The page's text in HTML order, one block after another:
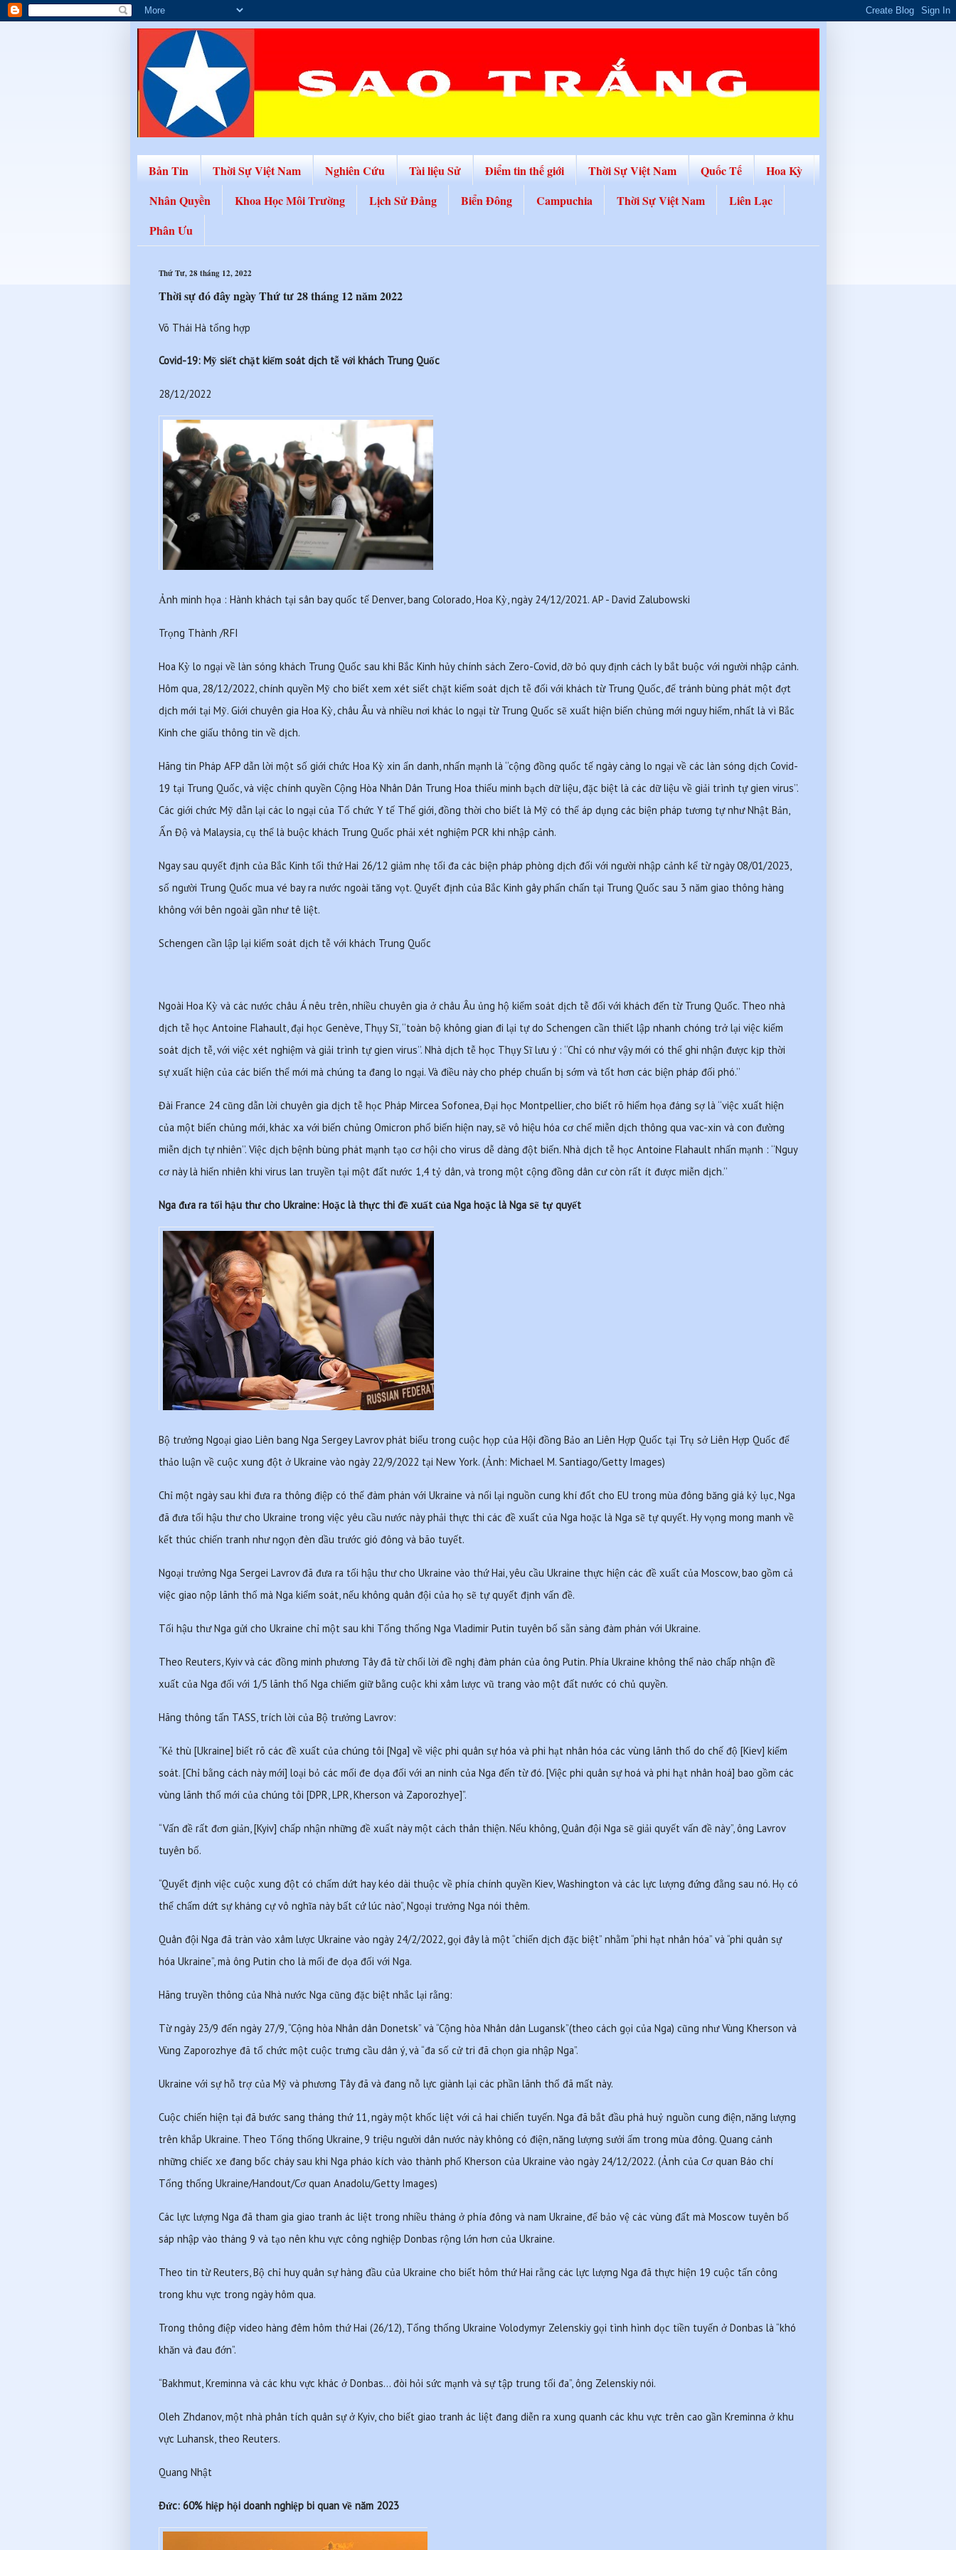
Bản Tin Thời Sự Việt Nam Nghiên Cứu Tài liệu Sử Điểm tin thế giới Thời Sự Việt Nam Quốc Tế
Hoa Kỳ
Nhân Quyền
Khoa Học Môi Trường Lịch Sử Đảng Biển Đông Campuchia Thời Sự Việt Nam
Liên Lạc
Phân Ưu
Thứ Tư, 28 tháng 12, 2022
Thời sự đó đây ngày Thứ tư 28 tháng 12 năm 2022
Võ Thái Hà tổng hợp
Covid-19: Mỹ siết chặt kiểm soát dịch tễ với khách Trung Quốc
28/12/2022
Ảnh minh họa : Hành khách tại sân bay quốc tế Denver, bang Colorado, Hoa Kỳ, ngày 24/12/2021. AP - David Zalubowski
Trọng Thành /RFI
Hoa Kỳ lo ngại về làn sóng khách Trung Quốc sau khi Bắc Kinh hủy chính sách Zero-Covid, dỡ bỏ quy định cách ly bắt buộc với người nhập cảnh.
Hôm qua, 28/12/2022, chính quyền Mỹ cho biết xem xét siết chặt kiểm soát dịch tễ đối với khách từ Trung Quốc, để tránh bùng phát một đợt
dịch mới tại Mỹ. Giới chuyên gia Hoa Kỳ, châu Âu và nhiều nơi khác lo ngại từ Trung Quốc sẽ xuất hiện biến chủng mới nguy hiểm, nhất là vì Bắc
Kinh che giấu thông tin về dịch.
Hãng tin Pháp AFP dẫn lời một số giới chức Hoa Kỳ xin ẩn danh, nhấn mạnh là ‘‘cộng đồng quốc tế ngày càng lo ngại về các làn sóng dịch Covid-
19 tại Trung Quốc, và việc chính quyền Cộng Hòa Nhân Dân Trung Hoa thiếu minh bạch dữ liệu, đặc biệt là các dữ liệu về giải trình tự gien virus’’.
Các giới chức Mỹ dẫn lại các lo ngại của Tổ chức Y tế Thế giới, đồng thời cho biết là Mỹ có thể áp dụng các biện pháp tương tự như Nhật Bản,
Ấn Độ và Malaysia, cụ thể là buộc khách Trung Quốc phải xét nghiệm PCR khi nhập cảnh.
Ngay sau quyết định của Bắc Kinh tối thứ Hai 26/12 giảm nhẹ tối đa các biện pháp phòng dịch đối với người nhập cảnh kể từ ngày 08/01/2023,
số người Trung Quốc mua vé bay ra nước ngoài tăng vọt. Quyết định của Bắc Kinh gây phấn chấn tại Trung Quốc sau 3 năm giao thông hàng
không với bên ngoài gần như tê liệt.
Schengen cần lập lại kiểm soát dịch tễ với khách Trung Quốc
Ngoài Hoa Kỳ và các nước châu Á nêu trên, nhiều chuyên gia ở châu Âu ủng hộ kiểm soát dịch tễ đối với khách đến từ Trung Quốc. Theo nhà
dịch tễ học Antoine Flahault, đại học Genève, Thụy Sĩ, ‘‘toàn bộ không gian đi lại tự do Schengen cần thiết lập nhanh chóng trở lại việc kiểm
soát dịch tễ, với việc xét nghiệm và giải trình tự gien virus’’. Nhà dịch tễ học Thụy Sĩ lưu ý : ‘‘Chỉ có như vậy mới có thể ghi nhận được kịp thời
sự xuất hiện của các biến thể mới mà chúng ta đang lo ngại. Và điều này cho phép chuẩn bị sớm và tốt hơn các biện pháp đối phó.’’
Đài France 24 cũng dẫn lời chuyên gia dịch tễ học Pháp Mircea Sofonea, Đại học Montpellier, cho biết rõ hiểm họa đáng sợ là ‘‘việc xuất hiện
của một biến chủng mới, khác xa với biến chủng Omicron phổ biến hiện nay, sẽ vô hiệu hóa cơ chế miễn dịch thông qua vac-xin và con đường
miễn dịch tự nhiên’’. Việc dịch bệnh bùng phát mạnh tạo cơ hội cho virus dễ dàng đột biến. Nhà dịch tễ học Antoine Flahault nhấn mạnh : ‘‘Nguy
cơ này là hiển nhiên khi virus lan truyền tại một đất nước 1,4 tỷ dân, và trong một cộng đồng dân cư còn rất ít được miễn dịch.’’
Nga đưa ra tối hậu thư cho Ukraine: Hoặc là thực thi đề xuất của Nga hoặc là Nga sẽ tự quyết
Bộ trưởng Ngoại giao Liên bang Nga Sergey Lavrov phát biểu trong cuộc họp của Hội đồng Bảo an Liên Hợp Quốc tại Trụ sở Liên Hợp Quốc để
thảo luận về cuộc xung đột ở Ukraine vào ngày 22/9/2022 tại New York. (Ảnh: Michael M. Santiago/Getty Images)
Chỉ một ngày sau khi đưa ra thông điệp có thể đàm phán với Ukraine và nối lại nguồn cung khí đốt cho EU trong mùa đông băng giá kỷ lục, Nga
đã đưa tối hậu thư cho Ukraine trong việc yêu cầu nước này phải thực thi các đề xuất của Nga hoặc là Nga sẽ tự quyết. Hy vọng mong manh về
kết thúc chiến tranh như ngọn đèn dầu trước gió đông và bão tuyết.
Ngoại trưởng Nga Sergei Lavrov đã đưa ra tối hậu thư cho Ukraine vào thứ Hai, yêu cầu Ukraine thực hiện các đề xuất của Moscow, bao gồm cả
việc giao nộp lãnh thổ mà Nga kiểm soát, nếu không quân đội của họ sẽ tự quyết định vấn đề.
Tối hậu thư Nga gửi cho Ukraine chỉ một sau khi Tổng thống Nga Vladimir Putin tuyên bố sẵn sàng đàm phán với Ukraine.
Theo Reuters, Kyiv và các đồng minh phương Tây đã từ chối lời đề nghị đàm phán của ông Putin. Phía Ukraine không thể nào chấp nhận đề
xuất của Nga đối với 1/5 lãnh thổ Nga chiếm giữ bằng cuộc khi xâm lược vũ trang vào một đất nước có chủ quyền.
Hãng thông tấn TASS, trích lời của Bộ trưởng Lavrov:
“Kẻ thù [Ukraine] biết rõ các đề xuất của chúng tôi [Nga] về việc phi quân sự hóa và phi hạt nhân hóa các vùng lãnh thổ do chế độ [Kiev] kiểm
soát. [Chỉ bằng cách này mới] loại bỏ các mối đe dọa đối với an ninh của Nga đến từ đó. [Việc phi quân sự hoá và phi hạt nhân hoá] bao gồm các
vùng lãnh thổ mới của chúng tôi [DPR, LPR, Kherson và Zaporozhye]”.
“Vấn đề rất đơn giản, [Kyiv] chấp nhận những đề xuất này một cách thân thiện. Nếu không, Quân đội Nga sẽ giải quyết vấn đề này”, ông Lavrov
tuyên bố.
“Quyết định việc cuộc xung đột có chấm dứt hay kéo dài thuộc về phía chính quyền Kiev, Washington và các lực lượng đứng đằng sau nó. Họ có
thể chấm dứt sự kháng cự vô nghĩa này bất cứ lúc nào”, Ngoại trưởng Nga nói thêm.
Quân đội Nga đã tràn vào xâm lược Ukraine vào ngày 24/2/2022, gọi đây là một “chiến dịch đặc biệt” nhằm “phi hạt nhân hóa” và “phi quân sự
hóa Ukraine”, mà ông Putin cho là mối đe dọa đối với Nga.
Hãng truyền thông của Nhà nước Nga cũng đặc biệt nhắc lại rằng:
Từ ngày 23/9 đến ngày 27/9, “Cộng hòa Nhân dân Donetsk” và “Cộng hòa Nhân dân Lugansk”(theo cách gọi của Nga) cũng như Vùng Kherson và
Vùng Zaporozhye đã tổ chức một cuộc trưng cầu dân ý, và “đa số cử tri đã chọn gia nhập Nga”.
Ukraine với sự hỗ trợ của Mỹ và phương Tây đã và đang nỗ lực giành lại các phần lãnh thổ đã mất này.
Cuộc chiến hiện tại đã bước sang tháng thứ 11, ngày một khốc liệt với cả hai chiến tuyến. Nga đã bắt đầu phá huỷ nguồn cung điện, năng lượng
trên khắp Ukraine. Theo Tổng thống Ukraine, 9 triệu người dân nước này không có điện, năng lượng sưởi ấm trong mùa đông. Quang cảnh
những chiếc xe đang bốc cháy sau khi Nga pháo kích vào thành phố Kherson của Ukraine vào ngày 24/12/2022. (Ảnh của Cơ quan Báo chí
Tổng thống Ukraine/Handout/Cơ quan Anadolu/Getty Images)
Các lực lượng Nga đã tham gia giao tranh ác liệt trong nhiều tháng ở phía đông và nam Ukraine, để bảo vệ các vùng đất mà Moscow tuyên bố
sáp nhập vào tháng 9 và tạo nên khu vực công nghiệp Donbas rộng lớn hơn của Ukraine.
Theo tin từ Reuters, Bộ chỉ huy quân sự hàng đầu của Ukraine cho biết hôm thứ Hai rằng các lực lượng Nga đã thực hiện 19 cuộc tấn công
trong khu vực trong ngày hôm qua.
Trong thông điệp video hàng đêm hôm thứ Hai (26/12), Tổng thống Ukraine Volodymyr Zelenskiy gọi tình hình dọc tiền tuyến ở Donbas là “khó
khăn và đau đớn”.
“Bakhmut, Kreminna và các khu vực khác ở Donbas… đòi hỏi sức mạnh và sự tập trung tối đa”, ông Zelenskiy nói.
Oleh Zhdanov, một nhà phân tích quân sự ở Kyiv, cho biết giao tranh ác liệt đang diễn ra xung quanh các khu vực trên cao gần Kreminna ở khu
vực Luhansk, theo Reuters.
Quang Nhật
Đức: 60% hiệp hội doanh nghiệp bi quan về năm 2023